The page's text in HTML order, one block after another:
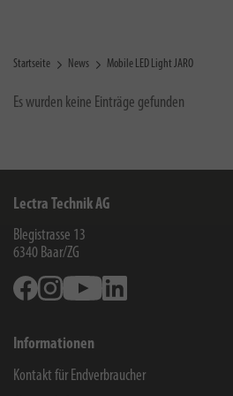
Startseite News Mobile LED Light JARO
Es wurden keine Einträge gefunden
Lectra Technik AG
Blegistrasse 13
6340 Baar/ZG
FacebookInstagramYoutube
Informationen
Kontakt für Endverbraucher